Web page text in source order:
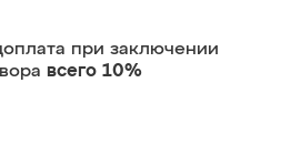
при заключении
всего 10%